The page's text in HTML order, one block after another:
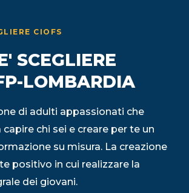
CIOFS
SCEGLIERE
LOMBARDIA
di adulti appassionati che
chi sei e creare per te un
su misura. La creazione
positivo in cui realizzare la
dei giovani.